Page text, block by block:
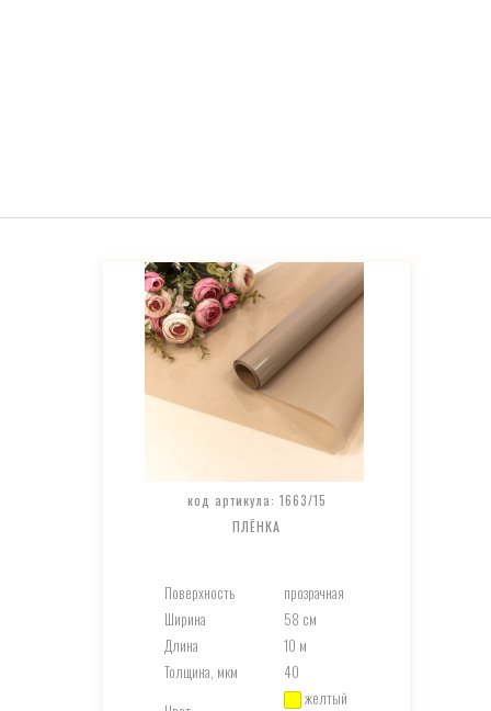
код артикула: 1663/15
ПЛЁНКА
Поверхность
прозрачная
Ширина
58 см
Длина
10 м
Толщина, мкм
40
желтый